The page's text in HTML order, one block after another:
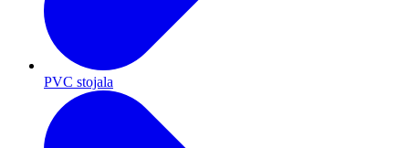
PVC stojala